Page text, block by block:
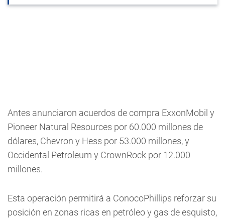
Antes anunciaron acuerdos de compra ExxonMobil y
Pioneer Natural Resources por 60.000 millones de
dólares, Chevron y Hess por 53.000 millones, y
Occidental Petroleum y CrownRock por 12.000
millones.
Esta operación permitirá a ConocoPhillips reforzar su
posición en zonas ricas en petróleo y gas de esquisto,